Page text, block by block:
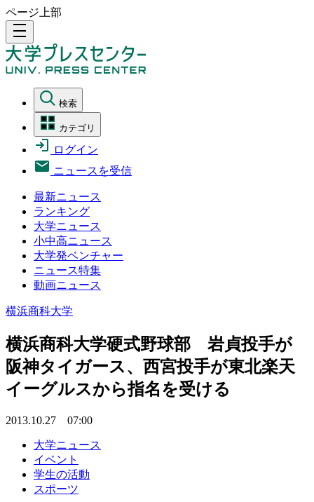
ページ上部
density_medium
検索
カテゴリ
ログイン
ニュースを受信
最新ニュース
ランキング
大学ニュース
小中高ニュース
大学発ベンチャー
ニュース特集
動画ニュース
横浜商科大学
横浜商科大学硬式野球部 岩貞投手が
阪神タイガース、西宮投手が東北楽天
イーグルスから指名を受ける
2013.10.27 07:00
大学ニュース
イベント
学生の活動
スポーツ